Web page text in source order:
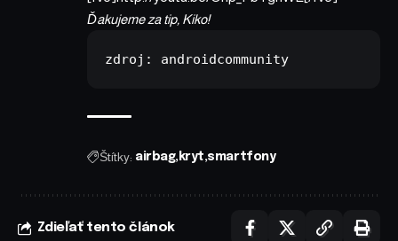
Ďakujeme za tip, Kiko!
zdroj: androidcommunity
Štítky: airbag kryt smartfony
Zdieľať tento článok